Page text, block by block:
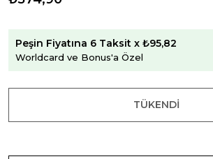
Peşin Fiyatına 6 Taksit x ₺95,82
Worldcard ve Bonus'a Özel
TÜKENDI